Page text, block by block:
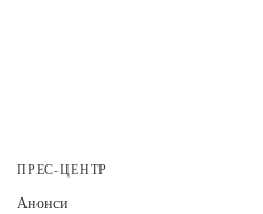
ПРЕС-ЦЕНТР
Анонси